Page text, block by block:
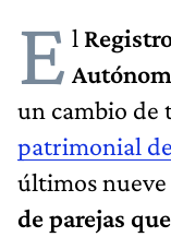
E l
un cambio de
patrimonial
últimos nueve
de parejas